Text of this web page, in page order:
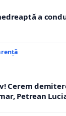
a
Cerem
Petrean